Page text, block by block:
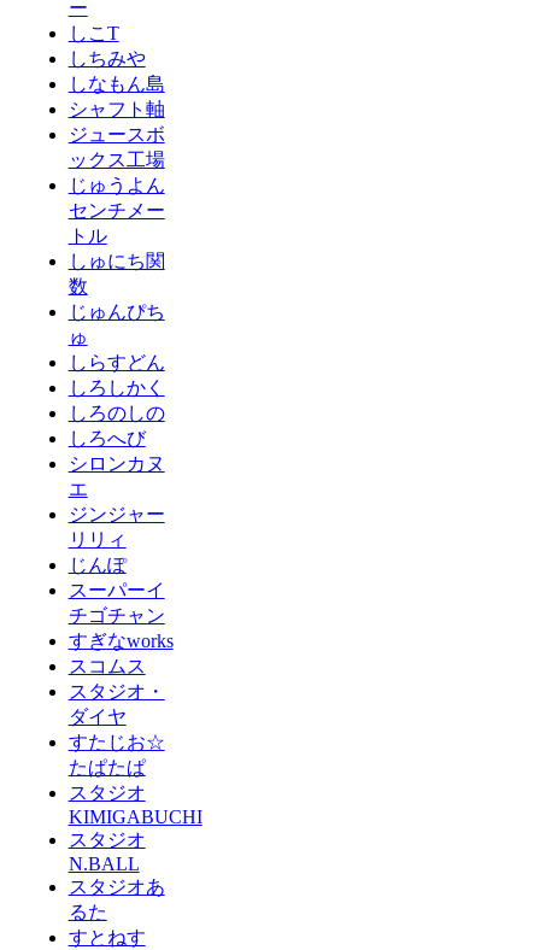
ー
しこT
しちみや
しなもん島
シャフト軸
ジュースボ
ックス工場
じゅうよん
センチメー
トル
しゅにち関
数
じゅんぴち
ゅ
しらすどん
しろしかく
しろのしの
しろへび
シロンカヌ
エ
ジンジャー
リリィ
じんぽ
スーパーイ
チゴチャン
すぎなworks
スコムス
スタジオ・
ダイヤ
すたじお☆
たぱたぱ
スタジオ
KIMIGABUCHI
スタジオ
N.BALL
スタジオあ
るた
すとねす